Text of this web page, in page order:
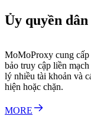
Ủy quyền
MoMoProxy cung
bảo truy cập liền
lý nhiều tài khoản và
hiện hoặc chặn.
MORE